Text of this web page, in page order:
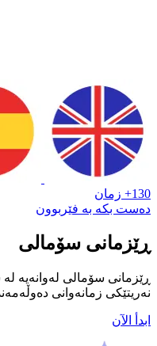
130+ زمان
دەست بکە بە فێربوون
ڕێزمانی سۆمالی
ڕێزمانی سۆمالی لەوانەیە
نەریتێکی زمانەوانی
ابدأ الآن